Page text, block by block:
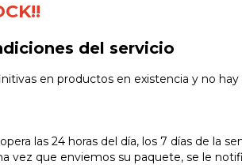
del servicio
en productos en existencia y no hay
las 24 horas del día, los 7 días de la
vez que enviemos su paquete, se le